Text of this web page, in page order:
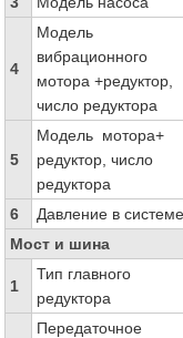
4
Модель
вибрационного
мотора +редуктор,
число редуктора
5
Модель мотора+
редуктор, число
редуктора
6 Давление в системе
Мост и шина
1
Тип главного
редуктора
Передаточное